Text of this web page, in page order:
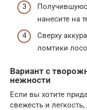
нанесите на
Сверху
ломтики
Вариант с
нежности
Если вы хотите
свежесть и